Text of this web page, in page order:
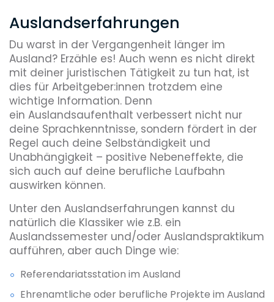
Auslandserfahrungen
Du warst in der Vergangenheit länger im
Ausland? Erzähle es! Auch wenn es nicht direkt
mit deiner juristischen Tätigkeit zu tun hat, ist
dies für Arbeitgeber:innen trotzdem eine
wichtige Information. Denn
ein Auslandsaufenthalt verbessert nicht nur
deine Sprachkenntnisse, sondern fördert in der
Regel auch deine Selbständigkeit und
Unabhängigkeit – positive Nebeneffekte, die
sich auch auf deine berufliche Laufbahn
auswirken können.
Unter den Auslandserfahrungen kannst du
natürlich die Klassiker wie z.B. ein
Auslandssemester und/oder Auslandspraktikum
aufführen, aber auch Dinge wie:
Referendariatsstation im Ausland
Ehrenamtliche oder berufliche Projekte im Ausland